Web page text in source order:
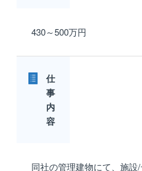
430～500万円
仕
事
内
容
同社の管理建物にて、施設